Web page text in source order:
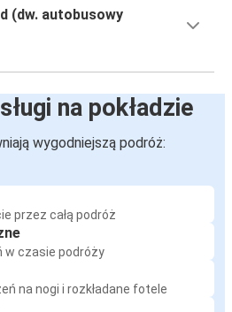
(dw. autobusowy
na pokładzie
wygodniejszą podróż:
przez całą podróż
w czasie podróży
na nogi i rozkładane fotele